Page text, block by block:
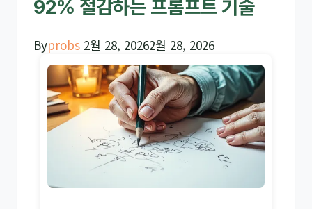
92% 절감하는 프롬프트 기술
Byprobs 2월 28, 20262월 28, 2026